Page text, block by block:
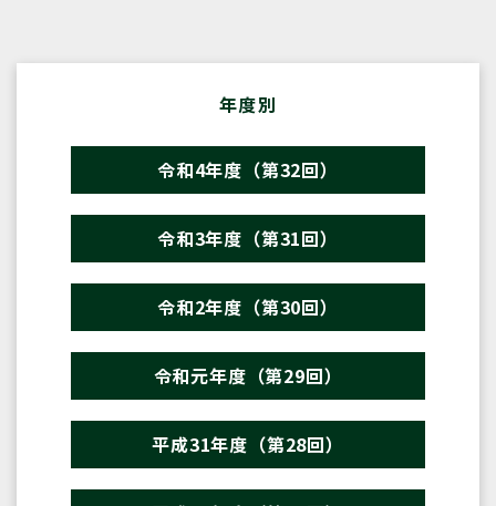
年度別
令和4年度（第32回）
令和3年度（第31回）
令和2年度（第30回）
令和元年度（第29回）
平成31年度（第28回）